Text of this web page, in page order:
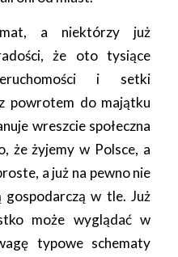
a niektórzy już
że oto tysiące
i setki
powrotem do majątku
wreszcie społeczna
że żyjemy w Polsce, a
a już na pewno nie
gospodarczą w tle. Już
może wyglądać w
typowe schematy